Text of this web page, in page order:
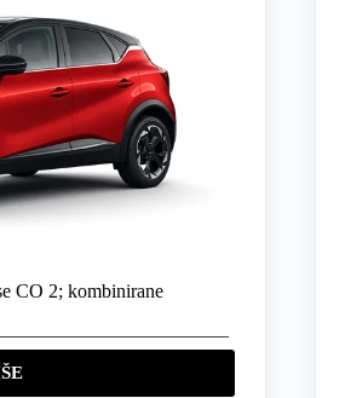
CO 2; kombinirane